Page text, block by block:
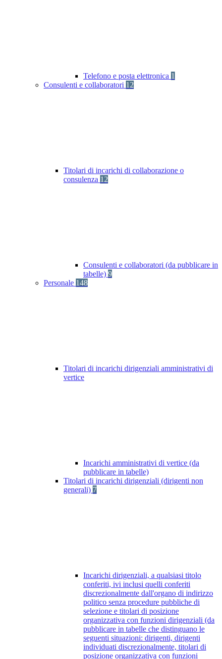
Telefono e posta elettronica 1
Consulenti e collaboratori 12
Titolari di incarichi di collaborazione o
consulenza 12
Consulenti e collaboratori (da pubblicare in
tabelle) 9
Personale 148
Titolari di incarichi dirigenziali amministrativi di
vertice
Incarichi amministrativi di vertice (da
pubblicare in tabelle)
Titolari di incarichi dirigenziali (dirigenti non
generali) 7
Incarichi dirigenziali, a qualsiasi titolo
conferiti, ivi inclusi quelli conferiti
discrezionalmente dall'organo di indirizzo
politico senza procedure pubbliche di
selezione e titolari di posizione
organizzativa con funzioni dirigenziali (da
pubblicare in tabelle che distinguano le
seguenti situazioni: dirigenti, dirigenti
individuati discrezionalmente, titolari di
posizione organizzativa con funzioni